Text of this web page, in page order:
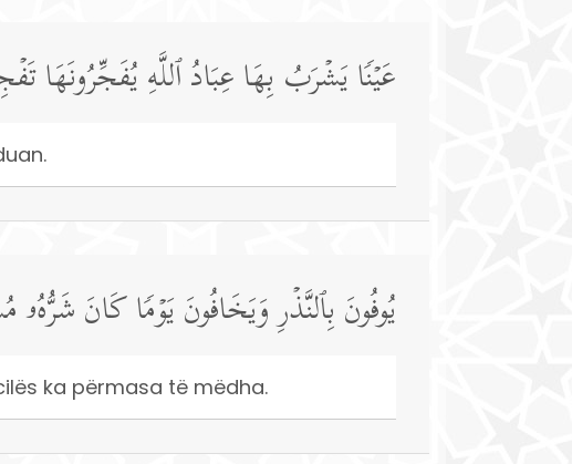
عَیۡنࣰا یَشۡرَبُ بِهَا عِبَادُ ٱللَّهِ یُفَجِّرُونَهَا
یُوفُونَ بِٱلنَّذۡرِ وَیَخَافُونَ یَوۡمࣰا كَانَ شَرُّهُۥ
ka përmasa të mëdha.